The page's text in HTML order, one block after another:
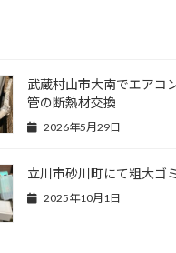
武蔵村山市大南でエアコ
管の断熱材交換
2026年5月29日
立川市砂川町にて粗大ゴ
2025年10月1日